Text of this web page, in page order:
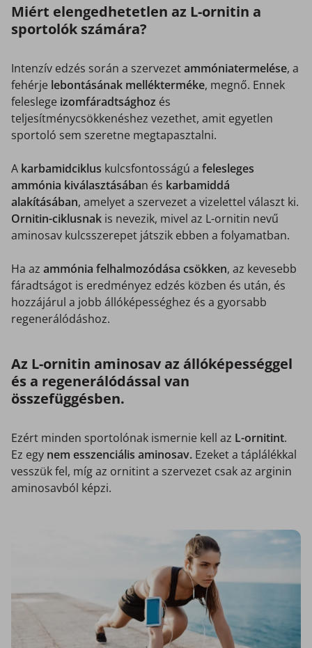
Miért elengedhetetlen az L-ornitin a
sportolók számára?
Intenzív edzés során a szervezetammóniatermelése, a
fehérje lebontásának mellékterméke, megnő. Ennek
feleslege izomfáradtsághoz és
teljesítménycsökkenéshez vezethet, amit egyetlen
sportoló sem szeretne megtapasztalni.
A karbamidciklus kulcsfontosságú a felesleges
ammónia kiválasztásában és karbamiddá
alakításában, amelyet a szervezet a vizelettel választ ki.
Ornitin-ciklusnak is nevezik, mivel az L-ornitin nevű
aminosav kulcsszerepet játszik ebben a folyamatban.
Ha az ammónia felhalmozódása csökken, az kevesebb
fáradtságot is eredményez edzés közben és után, és
hozzájárul a jobb állóképességhez és a gyorsabb
regenerálódáshoz.
Az L-ornitin aminosav az állóképességgel
és a regenerálódással van
összefüggésben.
Ezért minden sportolónak ismernie kell az L-ornitint.
Ez egy nem esszenciális aminosav. Ezeket a táplálékkal
vesszük fel, míg az ornitint a szervezet csak az arginin
aminosavból képzi.